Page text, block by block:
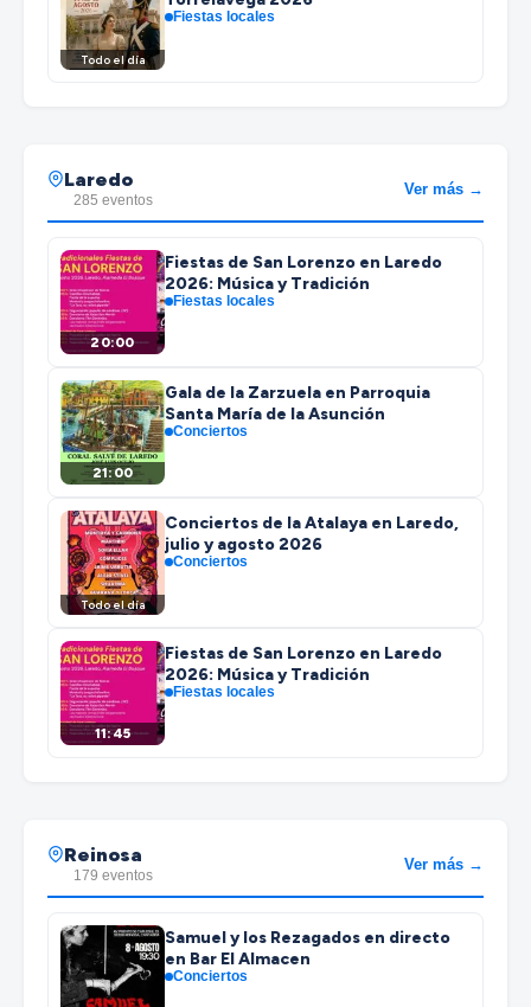
Todo el día
Fiestas locales
Laredo
285 eventos
Ver más →
20:00
Fiestas de San Lorenzo en Laredo
2026: Música y Tradición
Fiestas locales
21:00
Gala de la Zarzuela en Parroquia
Santa María de la Asunción
Conciertos
Todo el día
Conciertos de la Atalaya en Laredo,
julio y agosto 2026
Conciertos
11:45
Fiestas de San Lorenzo en Laredo
2026: Música y Tradición
Fiestas locales
Reinosa
179 eventos
Ver más →
Samuel y los Rezagados en directo
en Bar El Almacen
Conciertos